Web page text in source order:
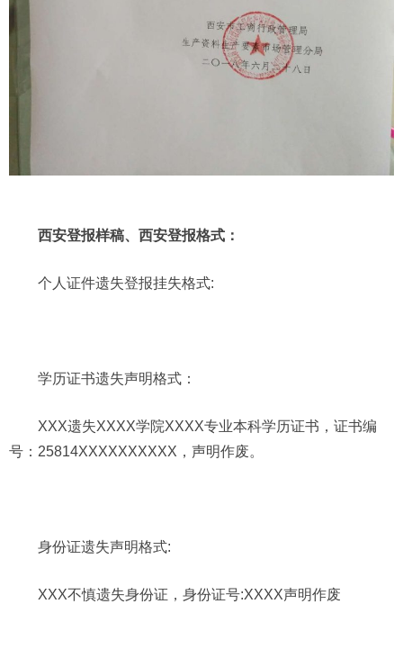
西安登报样稿、西安登报格式：
个人证件遗失登报挂失格式:
学历证书遗失声明格式：
XXX遗失XXXX学院XXXX专业本科学历证书，证书编
号：25814XXXXXXXXXX，声明作废。
身份证遗失声明格式:
XXX不慎遗失身份证，身份证号:XXXX声明作废